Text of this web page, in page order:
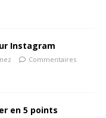
Instagram
Commentaires
en 5 points